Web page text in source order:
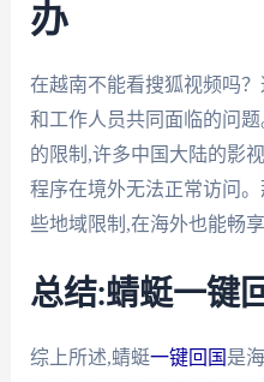
办
在越南不能看搜狐视频吗
和工作人员共同面临的问
的限制,许多中国大陆的影
程序在境外无法正常访问
些地域限制,在海外也能畅
总结:蜻蜓一键
综上所述,蜻蜓一键回国 是